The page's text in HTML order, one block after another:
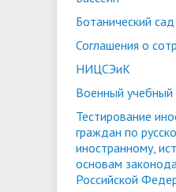
Ботанический сад
Соглашения о
НИЦСЭиК
Военный учебный
Тестирование
граждан по
иностранному,
основам
Российской